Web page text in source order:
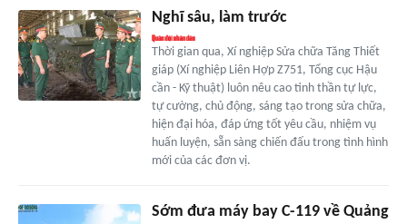
Nghĩ sâu, làm trước
Thời gian qua, Xí nghiệp Sửa chữa Tăng Thiết
giáp (Xí nghiệp Liên Hợp Z751, Tổng cục Hậu
cần - Kỹ thuật) luôn nêu cao tinh thần tự lực,
tự cường, chủ động, sáng tạo trong sửa chữa,
hiện đại hóa, đáp ứng tốt yêu cầu, nhiệm vụ
huấn luyện, sẵn sàng chiến đấu trong tình hình
mới của các đơn vị.
Sớm đưa máy bay C-119 về Quảng